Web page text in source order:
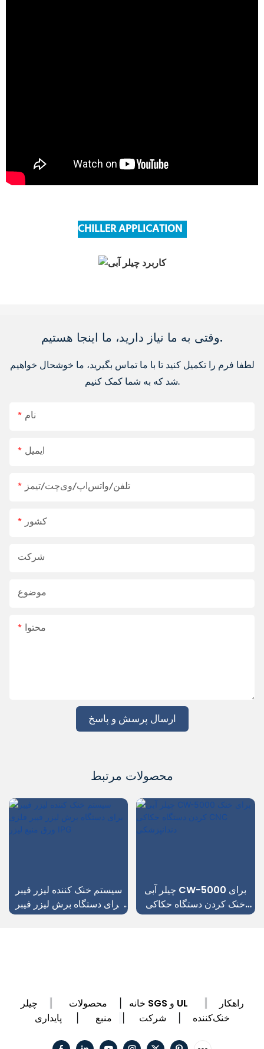
CHILLER APPLICATION
وقتی به ما نیاز دارید، ما اینجا هستیم.
لطفا فرم را تکمیل کنید تا با ما تماس بگیرید، ما خوشحال خواهیم
شد که به شما کمک کنیم.
نام
ایمیل
تلفن/واتس‌اپ/وی‌چت/تیمز
کشور
شرکت
موضوع
محتوا
ارسال پرسش و پاسخ
محصولات مرتبط
سیستم خنک کننده لیزر فیبر
برای دستگاه برش لیزر فیبر
فلزی ورق منبع لیزر IPG
چیلر آبی CW-5000 برای
خنک کردن دستگاه حکاکی
CNC دندانپزشکی
خانه محصولات چیلر SGS و UL
راهکار
خنک‌کننده
شرکت منبع پایداری